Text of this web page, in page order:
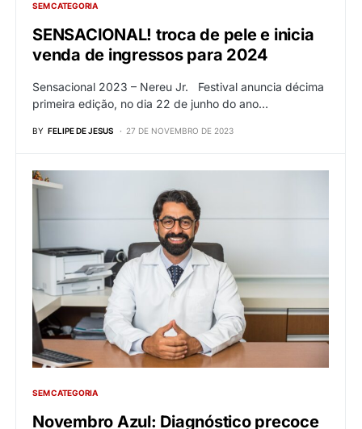
SEM CATEGORIA
SENSACIONAL! troca de pele e inicia
venda de ingressos para 2024
Sensacional 2023 – Nereu Jr. Festival anuncia décima
primeira edição, no dia 22 de junho do ano…
BY FELIPE DE JESUS 27 DE NOVEMBRO DE 2023
SEM CATEGORIA
Novembro Azul: Diagnóstico precoce